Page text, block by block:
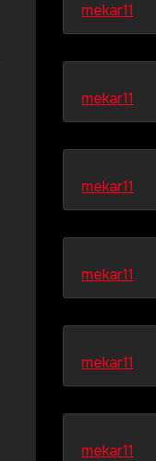
mekar11
mekar11
mekar11
mekar11
mekar11
mekar11